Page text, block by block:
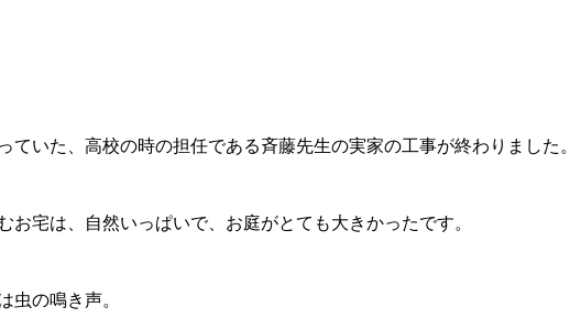
ていた、高校の時の担任である斉藤先生の実家の工事が終わりました。
お宅は、自然いっぱいで、お庭がとても大きかったです。
虫の鳴き声。